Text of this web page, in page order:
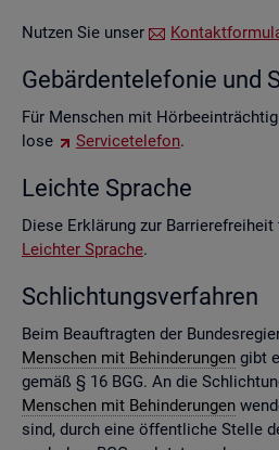
Nut­zen Sie unser
Ge­bär­den­te­le­fo­nie und
Für Men­schen mit
lo­se
Ser­vice­te­le­fon.
Leich­te Spra­che
Diese Er­klä­rung zur
Leich­ter Spra­che.
Schlich­tungs­ver­fah­ren
Beim Be­auf­trag­ten der
Men­schen mit Be­hin­de­run­gen gibt
gemäß § 16 BGG. An die
Men­schen mit Be­hin­de­run­gen
sind, durch eine öf­fent­li­che Stel­le